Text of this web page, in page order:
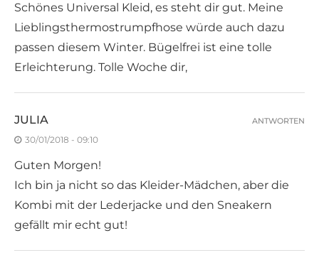
Schönes Universal Kleid, es steht dir gut. Meine
Lieblingsthermostrumpfhose würde auch dazu
passen diesem Winter. Bügelfrei ist eine tolle
Erleichterung. Tolle Woche dir,
JULIA
30/01/2018 - 09:10
Guten Morgen!
Ich bin ja nicht so das Kleider-Mädchen, aber die
Kombi mit der Lederjacke und den Sneakern
gefällt mir echt gut!
ANTWORTEN